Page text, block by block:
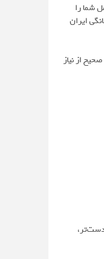
شما را
ایران
از نیاز